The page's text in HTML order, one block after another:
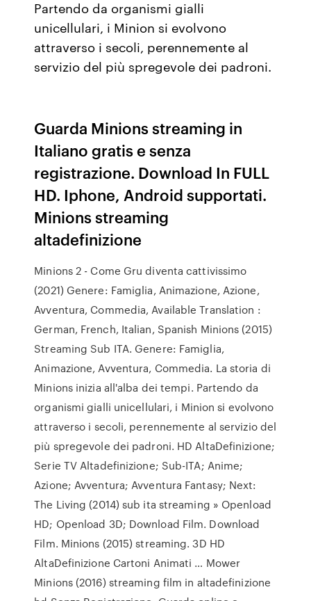
Partendo da organismi gialli
unicellulari, i Minion si evolvono
attraverso i secoli, perennemente al
servizio del più spregevole dei padroni.
Guarda Minions streaming in
Italiano gratis e senza
registrazione. Download In FULL
HD. Iphone, Android supportati.
Minions streaming
altadefinizione
Minions 2 - Come Gru diventa cattivissimo
(2021) Genere: Famiglia, Animazione, Azione,
Avventura, Commedia, Available Translation :
German, French, Italian, Spanish Minions (2015)
Streaming Sub ITA. Genere: Famiglia,
Animazione, Avventura, Commedia. La storia di
Minions inizia all'alba dei tempi. Partendo da
organismi gialli unicellulari, i Minion si evolvono
attraverso i secoli, perennemente al servizio del
più spregevole dei padroni. HD AltaDefinizione;
Serie TV Altadefinizione; Sub-ITA; Anime;
Azione; Avventura; Avventura Fantasy; Next:
The Living (2014) sub ita streaming » Openload
HD; Openload 3D; Download Film. Download
Film. Minions (2015) streaming. 3D HD
AltaDefinizione Cartoni Animati … Mower
Minions (2016) streaming film in altadefinizione